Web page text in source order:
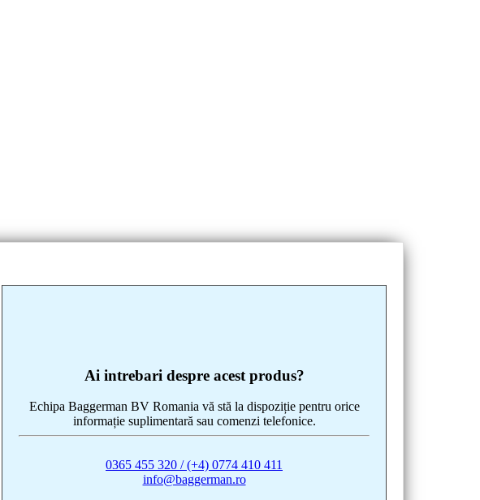
Ai intrebari despre acest produs?
Echipa Baggerman BV Romania vă stă la dispoziție pentru orice
informație suplimentară sau comenzi telefonice.
0365 455 320 / (+4) 0774 410 411
info@baggerman.ro